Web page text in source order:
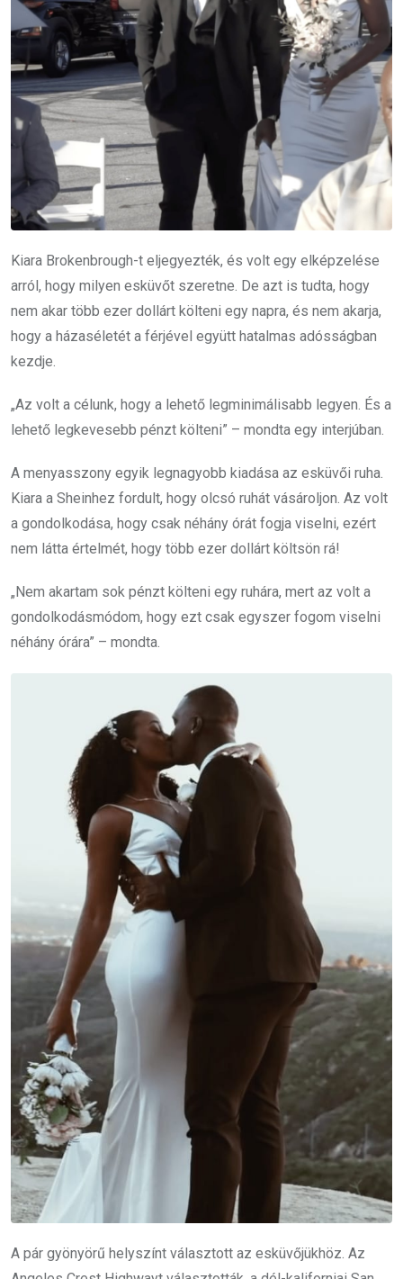
Kiara Brokenbrough-t eljegyezték, és volt egy elképzelése
arról, hogy milyen esküvőt szeretne. De azt is tudta, hogy
nem akar több ezer dollárt költeni egy napra, és nem akarja,
hogy a házaséletét a férjével együtt hatalmas adósságban
kezdje.
„Az volt a célunk, hogy a lehető legminimálisabb legyen. És a
lehető legkevesebb pénzt költeni” – mondta egy interjúban.
A menyasszony egyik legnagyobb kiadása az esküvői ruha.
Kiara a Sheinhez fordult, hogy olcsó ruhát vásároljon. Az volt
a gondolkodása, hogy csak néhány órát fogja viselni, ezért
nem látta értelmét, hogy több ezer dollárt költsön rá!
„Nem akartam sok pénzt költeni egy ruhára, mert az volt a
gondolkodásmódom, hogy ezt csak egyszer fogom viselni
néhány órára” – mondta.
A pár gyönyörű helyszínt választott az esküvőjükhöz. Az